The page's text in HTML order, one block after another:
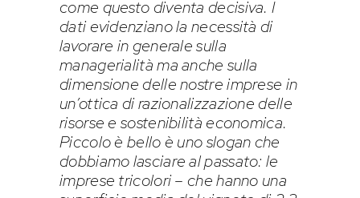
come questo diventa decisiva. I
dati evidenziano la necessità di
lavorare in generale sulla
managerialità ma anche sulla
dimensione delle nostre imprese in
un’ottica di razionalizzazione delle
risorse e sostenibilità economica.
Piccolo è bello è uno slogan che
dobbiamo lasciare al passato: le
imprese tricolori – che hanno una